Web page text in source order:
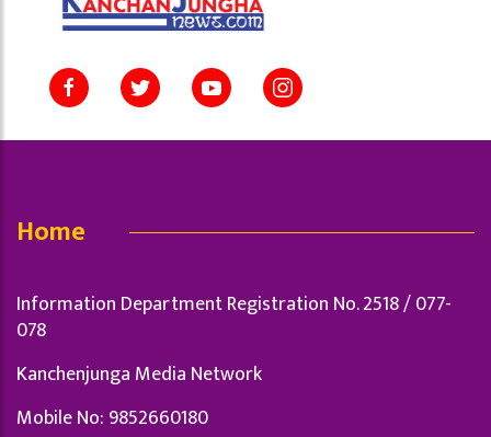
Home
Information Department Registration No. 2518 / 077-
078
Kanchenjunga Media Network
Mobile No: 9852660180